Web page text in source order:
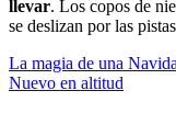
llevar. Los copos de
se deslizan por las
La magia de una
Nuevo en altitud